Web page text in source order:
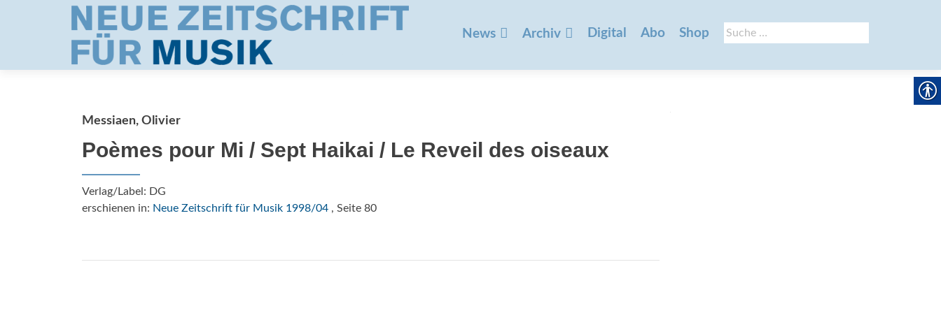
Suche
nach:
springen
News Archiv Digital Abo Shop
Messiaen, Olivier
Poèmes pour Mi / Sept Haikai / Le Reveil des oiseaux
Verlag/Label: DG
erschienen in: Neue Zeitschrift für Musik 1998/04 , Seite 80